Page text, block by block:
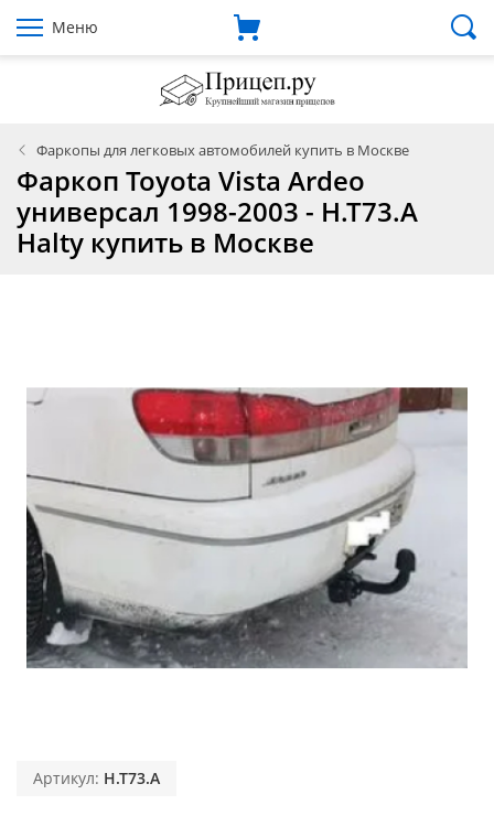
Меню
Фаркопы для легковых автомобилей купить в Москве
Фаркоп Toyota Vista Ardeo
универсал 1998-2003 - H.T73.A
Halty купить в Москве
Артикул: H.T73.A